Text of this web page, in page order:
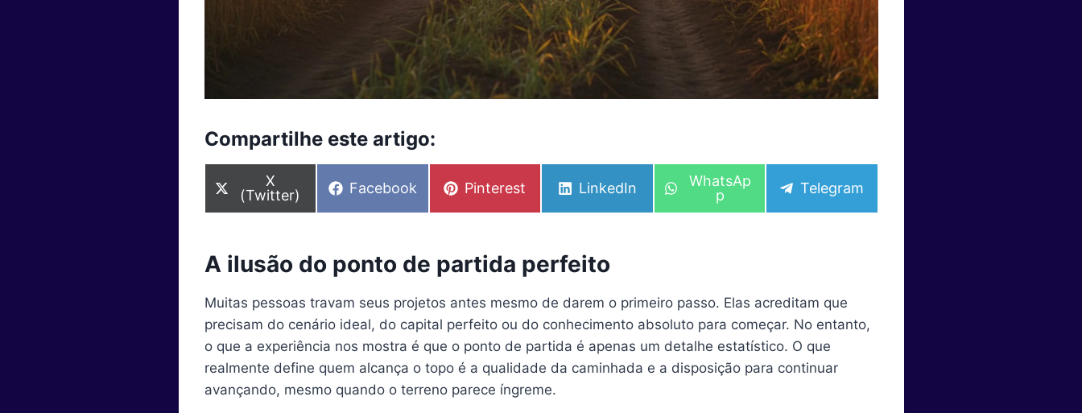
Compartilhe este artigo:
S
h
a
o
n
X
(Twitter)
S
a
o
n
Facebook
S
a
o
n
Pinterest
S
a
o
n
LinkedIn
S
a
WhatsAp
p
S
a
Telegram
A ilusão do ponto de partida perfeito
Muitas pessoas travam seus projetos antes mesmo de darem o primeiro passo. Elas acreditam que
precisam do cenário ideal, do capital perfeito ou do conhecimento absoluto para começar. No entanto,
o que a experiência nos mostra é que o ponto de partida é apenas um detalhe estatístico. O que
realmente define quem alcança o topo é a qualidade da caminhada e a disposição para continuar
avançando, mesmo quando o terreno parece íngreme.